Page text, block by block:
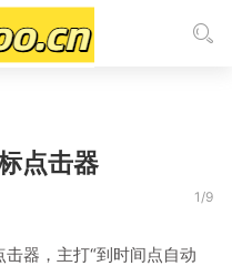
点击器
1/9
器，主打“到时间点自动